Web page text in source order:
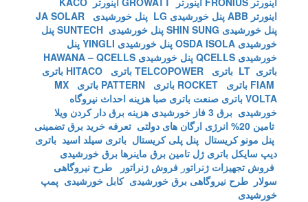
اینورتر ABB
پنل خورشیدی LG
پنل خورشیدی JA SOLAR
پنل خورشیدی SHIN SUNG
پنل خورشیدی SUNTECH
پنل
خورشیدی OSDA ISOLA
پنل خورشیدی YINGLI
پنل
خورشیدی QCELLS
پنل خورشیدی HAWANA – QCELLS
باتری LT
باتری TELCOPOWER باتری HITACO
باتری
باتری ROCKET باتری PATTERN
باتری MX
VOLTA باتری صنعت باتری صبا هزینه احداث نیروگاه
خورشیدی برق 3 فاز خورشیدی
هزینه برق دار کردن ویلا
تامین 20% انرژی ارگان های دولتی
تعرفه خرید برق تضمینی
پنل مونو کریستال پنل پلی کریستال باتری سیلد اسید باتری
دیپ سایکل باتری ژل تامین برق ماینرها برق خورشیدی
فروش تجهیزات ژنراتور فروش ژنراتور
طرح نیروگاهی
سولار طرح نیروگاهی برق خورشیدی کابل خورشیدی پمپ
خورشیدی